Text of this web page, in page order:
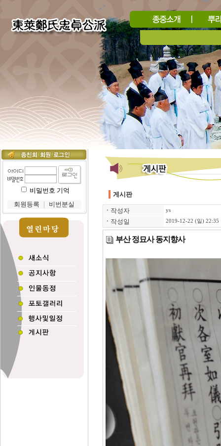
비밀번호 기억
회원등록
비번분실
게시판
ㆍ 작성자 ys
ㆍ 작성일 2019-12-22 (일) 22:35
부산 정묘사 동지향사